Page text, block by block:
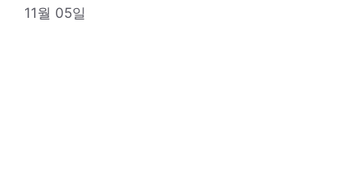
11월 05일